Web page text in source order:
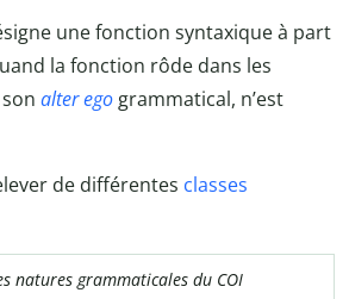
une fonction syntaxique à part
la fonction rôde dans les
alter ego grammatical, n’est
de différentes classes
natures grammaticales du COI